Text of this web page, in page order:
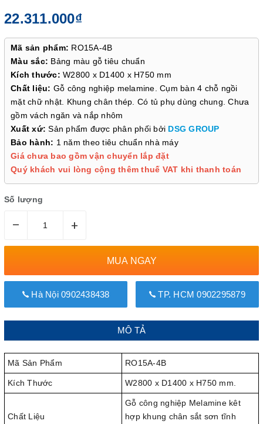
22.311.000₫
Mã sản phẩm: RO15A-4B
Màu sắc: Bảng màu gỗ tiêu chuẩn
Kích thước: W2800 x D1400 x H750 mm
Chất liệu: Gỗ công nghiệp melamine. Cụm bàn 4 chỗ ngồi
mặt chữ nhật. Khung chân thép. Có tủ phụ dùng chung. Chưa
gồm vách ngăn và nắp nhôm
Xuất xứ: Sản phẩm được phân phối bởi DSG GROUP
Bảo hành: 1 năm theo tiêu chuẩn nhà máy
Giá chưa bao gồm vận chuyển lắp đặt
Quý khách vui lòng cộng thêm thuế VAT khi thanh toán
Số lượng
– +
MUA NGAY
Hà Nội 0902438438 TP. HCM 0902295879
MÔ TẢ
Mã Sản Phẩm RO15A-4B
Kích Thước W2800 x D1400 x H750 mm.
Chất Liệu
Gỗ công nghiệp Melamine kêt
hợp khung chân sắt sơn tĩnh